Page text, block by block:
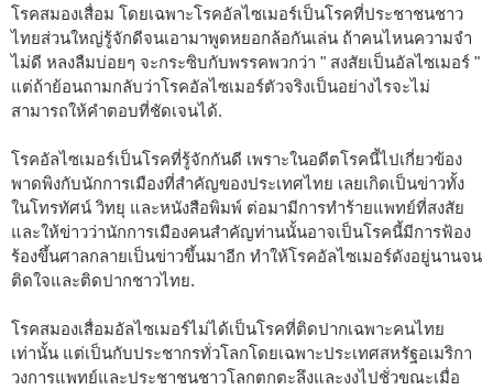
โรคสมองเสื่อม โดยเฉพาะโรคอัลไซเมอร์เป็นโรคที่ประชาชนชาว
ไทยส่วนใหญ่รู้จักดีจนเอามาพูดหยอกล้อกันเล่น ถ้าคนไหนความจำ
ไม่ดี หลงลืมบ่อยๆ จะกระซิบกับพรรคพวกว่า " สงสัยเป็นอัลไซเมอร์ "
แต่ถ้าย้อนถามกลับว่าโรคอัลไซเมอร์ตัวจริงเป็นอย่างไรจะไม่
สามารถให้คำตอบที่ชัดเจนได้.
โรคอัลไซเมอร์เป็นโรคที่รู้จักกันดี เพราะในอดีตโรคนี้ไปเกี่ยวข้อง
พาดพิงกับนักการเมืองที่สำคัญของประเทศไทย เลยเกิดเป็นข่าวทั้ง
ในโทรทัศน์ วิทยุ และหนังสือพิมพ์ ต่อมามีการทำร้ายแพทย์ที่สงสัย
และให้ข่าวว่านักการเมืองคนสำคัญท่านนั้นอาจเป็นโรคนี้มีการฟ้อง
ร้องขึ้นศาลกลายเป็นข่าวขึ้นมาอีก ทำให้โรคอัลไซเมอร์ดังอยู่นานจน
ติดใจและติดปากชาวไทย.
โรคสมองเสื่อมอัลไซเมอร์ไม่ได้เป็นโรคที่ติดปากเฉพาะคนไทย
เท่านั้น แต่เป็นกับประชากรทั่วโลกโดยเฉพาะประเทศสหรัฐอเมริกา
วงการแพทย์และประชาชนชาวโลกตกตะลึงและงงไปชั่วขณะเมื่อ